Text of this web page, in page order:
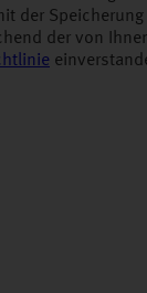
der
der von